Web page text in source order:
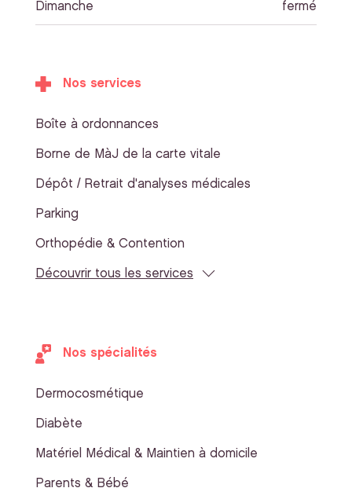
Dimanche fermé
Nos services
Boîte à ordonnances
Borne de MàJ de la carte vitale
Dépôt / Retrait d'analyses médicales
Parking
Orthopédie & Contention
Découvrir tous les services
Nos spécialités
Dermocosmétique
Diabète
Matériel Médical & Maintien à domicile
Parents & Bébé